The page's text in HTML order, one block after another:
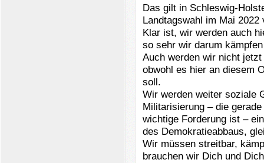
Das gilt in Schleswig-
Landtagswahl im Mai 2022
Klar ist, wir werden auch
so sehr wir darum
Auch werden wir nicht jetzt
obwohl es hier an diesem
soll.
Wir werden weiter soziale
Militarisierung – die
wichtige Forderung ist –
des Demokratieabbaus,
Wir müssen streitbar,
brauchen wir Dich und